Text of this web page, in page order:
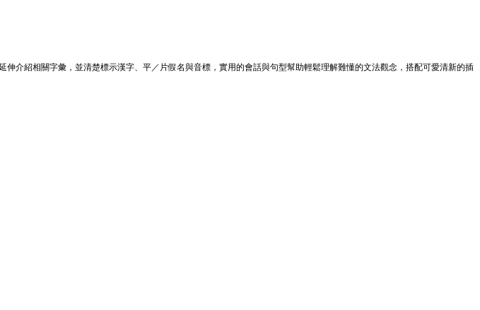
介紹相關字彙，並清楚標示漢字、平／片假名與音標，實用的會話與句型幫助輕鬆理解難懂的文法觀念，搭配可愛清新的插